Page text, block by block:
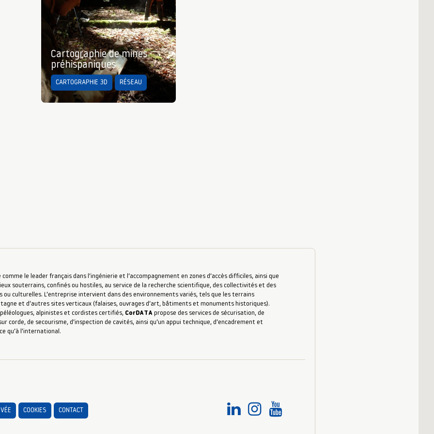
Cartographie de mines
préhispaniques
CARTOGRAPHIE 3D RÉSEAU
comme le leader français dans l’ingénierie et l’accompagnement en zones d’accès difficiles, ainsi que
souterrains, confinés ou hostiles, au service de la recherche scientifique, des collectivités et des
ou culturelles. L’entreprise intervient dans des environnements variés, tels que les terrains
et d’autres sites verticaux (falaises, ouvrages d’art, bâtiments et monuments historiques).
alpinistes et cordistes certifiés, CorDATA propose des services de sécurisation, de
corde, de secourisme, d’inspection de cavités, ainsi qu’un appui technique, d’encadrement et
qu’à l’international.
COOKIES CONTACT